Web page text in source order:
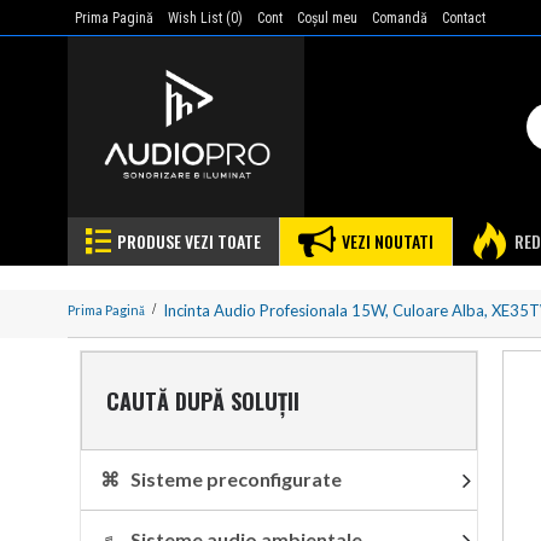
Prima Pagină Wish List (0) Cont Coşul meu Comandă Contact
PRODUSE VEZI TOATE VEZI NOUTATI
Prima Pagină Incinta Audio Profesionala 15W, Culoare Alba,
CAUTĂ DUPĂ SOLUȚII
⌘ Sisteme preconfigurate